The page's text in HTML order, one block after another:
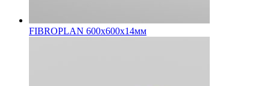
FIBROPLAN 600х600х14мм